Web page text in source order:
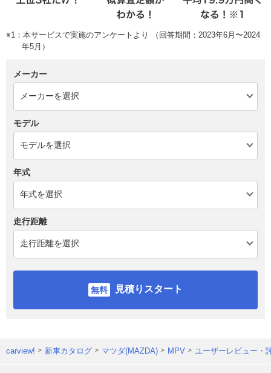
※1：本サービスで実施のアンケートより （回答期間：2023年6月〜2024
年5月）
メーカー
モデル
年式
走行距離
見積りスタート
carview! 新車カタログ マツダ(MAZDA) MPV ユーザーレビュー・